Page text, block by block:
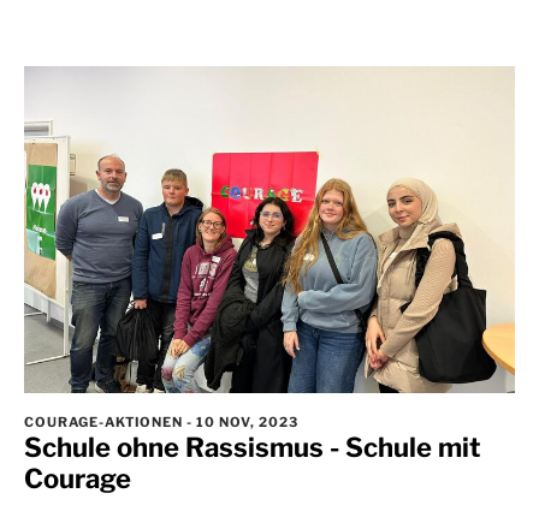
COURAGE-AKTIONEN - 10 NOV, 2023
Schule ohne Rassismus - Schule mit
Courage